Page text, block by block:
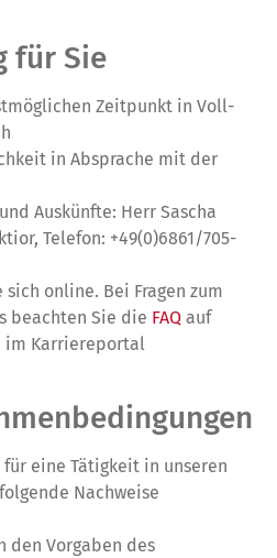
für Sie
Zeitpunkt in Voll-
in Absprache mit der
Auskünfte: Herr Sascha
Telefon: +49(0)6861/705-
online. Bei Fragen zum
beachten Sie die FAQauf
im Karriereportal
eine Tätigkeit in unseren
Nachweise
den Vorgaben des